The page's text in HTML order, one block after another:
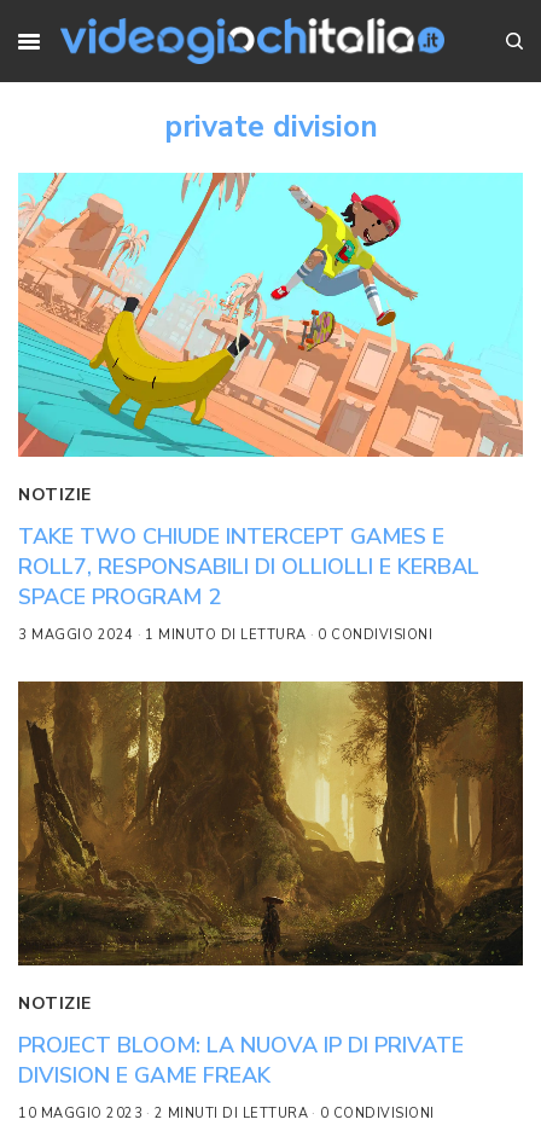
private division
NOTIZIE
TAKE TWO CHIUDE INTERCEPT GAMES E
ROLL7, RESPONSABILI DI OLLIOLLI E KERBAL
SPACE PROGRAM 2
3 MAGGIO 2024 1 MINUTO DI LETTURA 0 CONDIVISIONI
NOTIZIE
PROJECT BLOOM: LA NUOVA IP DI PRIVATE
DIVISION E GAME FREAK
10 MAGGIO 2023 2 MINUTI DI LETTURA 0 CONDIVISIONI